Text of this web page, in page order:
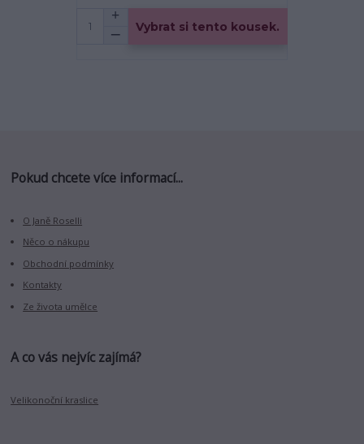
Vybrat si tento kousek.
Pokud chcete více informací...
O Janě Roselli
Něco o nákupu
Obchodní podmínky
Kontakty
Ze života umělce
A co vás nejvíc zajímá?
Velikonoční kraslice